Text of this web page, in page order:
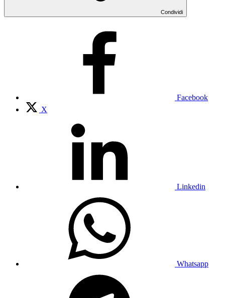
Condividi
Facebook
X
Linkedin
Whatsapp